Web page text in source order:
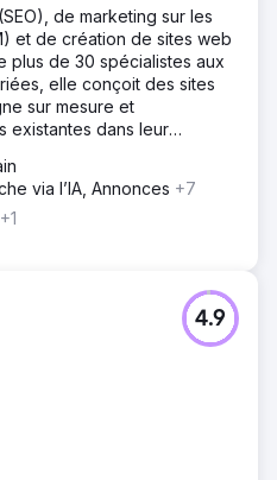
de marketing sur les
et de création de sites web
plus de 30 spécialistes aux
elle conçoit des sites
sur mesure et
existantes dans leur
via l’IA, Annonces +7
+1
4.9